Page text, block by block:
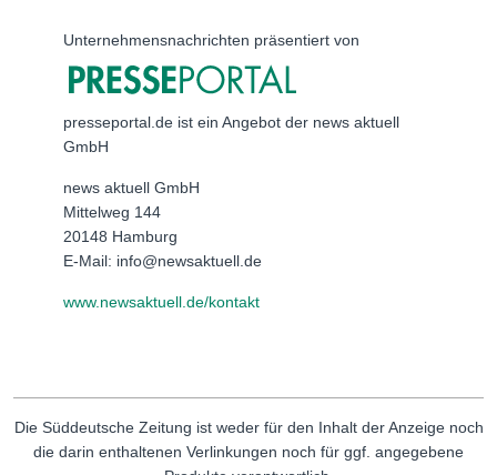
Unternehmensnachrichten präsentiert von
presseportal.de ist ein Angebot der news aktuell
GmbH
news aktuell GmbH
Mittelweg 144
20148 Hamburg
E-Mail: info@newsaktuell.de
www.newsaktuell.de/kontakt
Die Süddeutsche Zeitung ist weder für den Inhalt der Anzeige noch
die darin enthaltenen Verlinkungen noch für ggf. angegebene